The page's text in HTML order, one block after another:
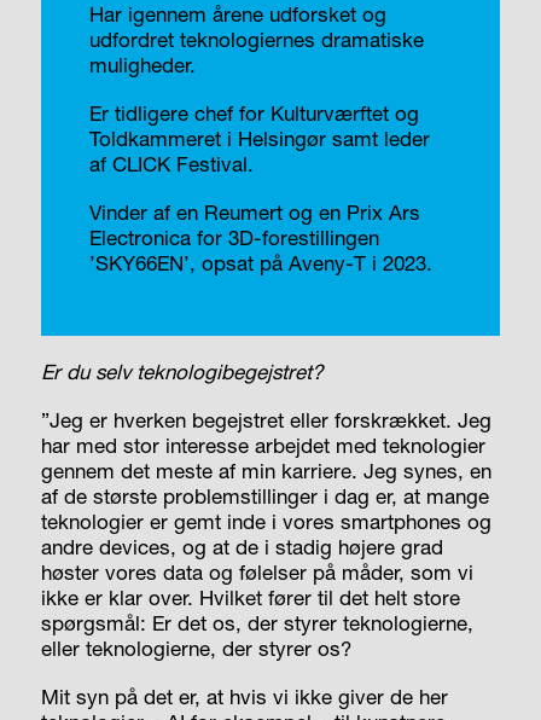
Har igennem årene udforsket og
udfordret teknologiernes dramatiske
muligheder.
Er tidligere chef for Kulturværftet og
Toldkammeret i Helsingør samt leder
af CLICK Festival.
Vinder af en Reumert og en Prix Ars
Electronica for 3D-forestillingen
’SKY66EN’, opsat på Aveny-T i 2023.
Er du selv teknologibegejstret?
”Jeg er hverken begejstret eller forskrækket. Jeg
har med stor interesse arbejdet med teknologier
gennem det meste af min karriere. Jeg synes, en
af de største problemstillinger i dag er, at mange
teknologier er gemt inde i vores smartphones og
andre devices, og at de i stadig højere grad
høster vores data og følelser på måder, som vi
ikke er klar over. Hvilket fører til det helt store
spørgsmål: Er det os, der styrer teknologierne,
eller teknologierne, der styrer os?
Mit syn på det er, at hvis vi ikke giver de her